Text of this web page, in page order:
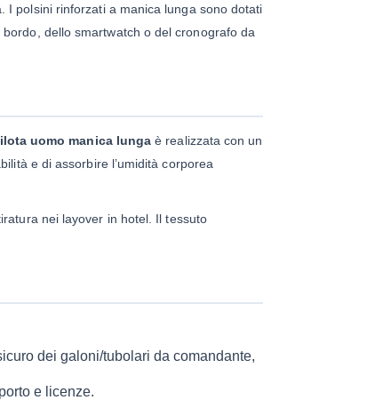
I polsini rinforzati a manica lunga sono dotati
dello smartwatch o del cronografo da
uomo manica lunga è realizzata con un
e di assorbire l’umidità corporea
nei layover in hotel. Il tessuto
dei galoni/tubolari da comandante,
e licenze.